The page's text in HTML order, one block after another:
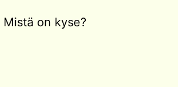
Mistä on kyse?